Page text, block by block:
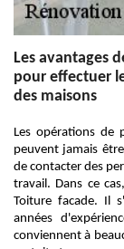
Les avantages
pour effectuer
des maisons
Les opérations de
peuvent jamais
de contacter des
travail. Dans ce
Toiture facade. Il
années
conviennent à